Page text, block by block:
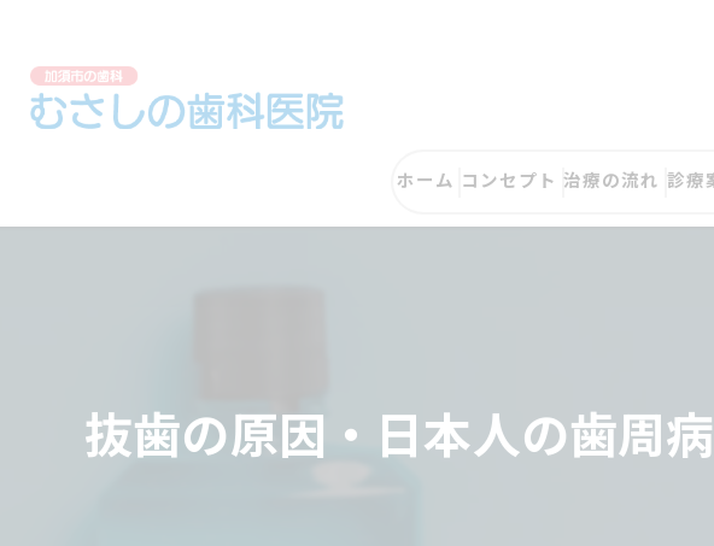
ホーム コンセプト 治療の流れ 診療
抜歯の原因・日本人の歯周